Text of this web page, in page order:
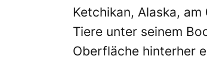
Ketchikan, Alaska,
Tiere unter seinem
Oberfläche hinterher